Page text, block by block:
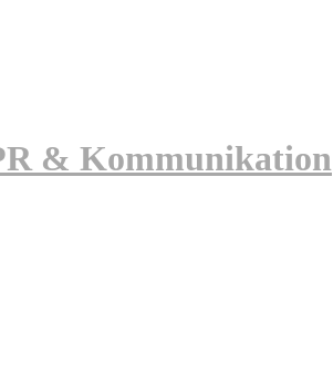
& Kommunikation